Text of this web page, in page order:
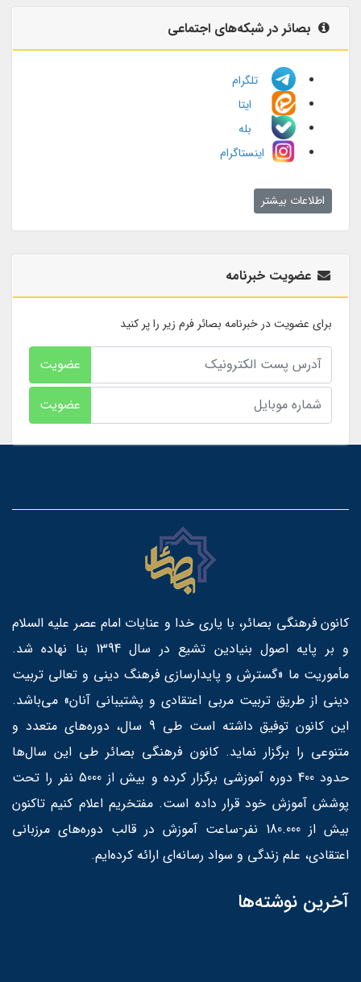
بصائر در شبکه‌های اجتماعی
تلگرام
ایتا
بله
اینستاگرام
اطلاعات بیشتر
عضویت خبرنامه
برای عضویت در خبرنامه بصائر فرم زیر را پر کنید
عضویت
عضویت
کانون فرهنگی بصائر، با یاری خدا و عنایات امام عصر علیه السلام
و بر پایه اصول بنیادین تشیع در سال 1394 بنا نهاده شد.
مأموریت ما «گسترش و پایدارسازی فرهنگ دینی و تعالی تربیت
دینی از طریق تربیت مربی اعتقادی و پشتیبانی آنان» می‌باشد.
این کانون توفیق داشته است طی 9 سال، دوره‌های متعدد و
متنوعی را برگزار نماید. کانون فرهنگی بصائر طی این سال‌ها
حدود 400 دوره آموزشی برگزار کرده و بیش از 5000 نفر را تحت
پوشش آموزش خود قرار داده است. مفتخریم اعلام کنیم تاکنون
بیش از 180.000 نفر-ساعت آموزش در قالب دوره‌های مرزبانی
اعتقادی، علم زندگی و سواد رسانه‌ای ارائه کرده‌ایم.
آخرین نوشته‌ها